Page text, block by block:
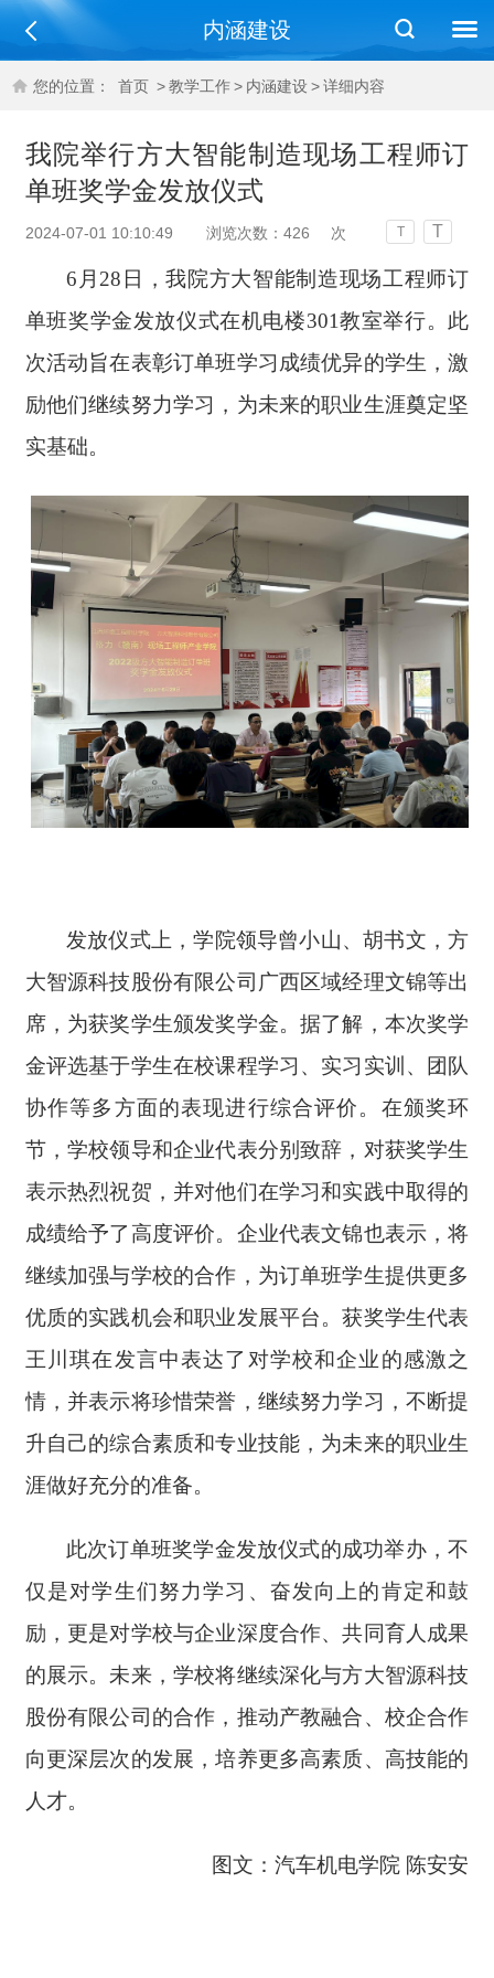
内涵建设
您的位置： 首页 >教学工作> 内涵建设 >详细内容
我院举行方大智能制造现场工程师订
单班奖学金发放仪式
2024-07-01 10:10:49 浏览次数： 426 次 T T
6月28日，我院方大智能制造现场工程师订
单班奖学金发放仪式在机电楼301教室举行。此
次活动旨在表彰订单班学习成绩优异的学生，激
励他们继续努力学习，为未来的职业生涯奠定坚
实基础。
发放仪式上，学院领导曾小山、胡书文，方
大智源科技股份有限公司广西区域经理文锦等出
席，为获奖学生颁发奖学金。据了解，本次奖学
金评选基于学生在校课程学习、实习实训、团队
协作等多方面的表现进行综合评价。在颁奖环
节，学校领导和企业代表分别致辞，对获奖学生
表示热烈祝贺，并对他们在学习和实践中取得的
成绩给予了高度评价。企业代表文锦也表示，将
继续加强与学校的合作，为订单班学生提供更多
优质的实践机会和职业发展平台。获奖学生代表
王川琪在发言中表达了对学校和企业的感激之
情，并表示将珍惜荣誉，继续努力学习，不断提
升自己的综合素质和专业技能，为未来的职业生
涯做好充分的准备。
此次订单班奖学金发放仪式的成功举办，不
仅是对学生们努力学习、奋发向上的肯定和鼓
励，更是对学校与企业深度合作、共同育人成果
的展示。未来，学校将继续深化与方大智源科技
股份有限公司的合作，推动产教融合、校企合作
向更深层次的发展，培养更多高素质、高技能的
人才。
图文：汽车机电学院 陈安安